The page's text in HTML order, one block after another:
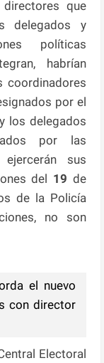
que
delegados y
políticas
habrían
coordinadores
por el
los delegados
por las
ejercerán sus
del 19 de
de la Policía
no son
el nuevo
con director
Electoral